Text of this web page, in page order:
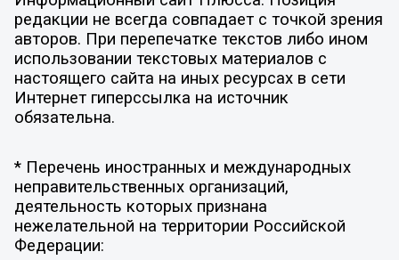
редакции не всегда совпадает с точкой зрения
авторов. При перепечатке текстов либо ином
использовании текстовых материалов с
настоящего сайта на иных ресурсах в сети
Интернет гиперссылка на источник
обязательна.
* Перечень иностранных и международных
неправительственных организаций,
деятельность которых признана
нежелательной на территории Российской
Федерации: